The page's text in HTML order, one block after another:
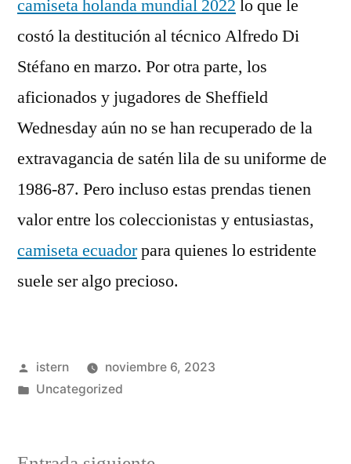
camiseta holanda mundial 2022 lo que le
costó la destitución al técnico Alfredo Di
Stéfano en marzo. Por otra parte, los
aficionados y jugadores de Sheffield
Wednesday aún no se han recuperado de la
extravagancia de satén lila de su uniforme de
1986-87. Pero incluso estas prendas tienen
valor entre los coleccionistas y entusiastas,
camiseta ecuadorpara quienes lo estridente
suele ser algo precioso.
Publicado
por
istern
noviembre 6, 2023
Publicado
Uncategorized